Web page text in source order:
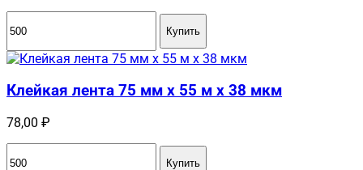
Купить
Клейкая лента 75 мм x 55 м x 38 мкм
78,00 ₽
Купить